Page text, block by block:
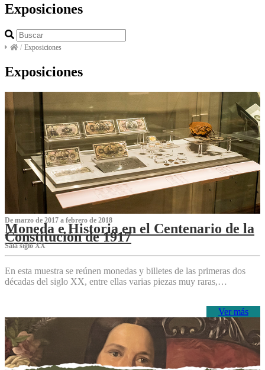
Exposiciones
/ Exposiciones
Exposiciones
De marzo de 2017 a febrero de 2018
Moneda e Historia en el Centenario de la
Constitución de 1917
Sala siglo XX
En esta muestra se reúnen monedas y billetes de las primeras dos
décadas del siglo XX, entre ellas varias piezas muy raras,…
Ver más